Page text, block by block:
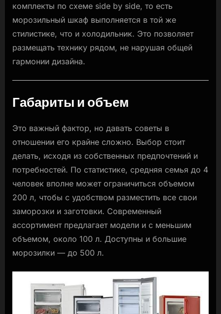
комплекты по схеме side by side, то есть
морозильный шкаф выполняется в той же
стилистике, что и холодильник. Это позволяет
размещать технику рядом, не нарушая общей
гармонии дизайна.
Габариты и объем
Это важный фактор, но давать советы в
отношении его крайне сложно. Выбор стоит
делать, исходя из собственных предпочтений и
потребностей. По статистике, средняя семья до 4
человек вполне может ограничиться объемом
200 л, чтобы с удобством разместить все свои
заморозки и заготовки. Современный
ассортимент предлагает модели и с меньшим
объемом, около 100 л. Доступны и большие
морозилки — до 500 л.